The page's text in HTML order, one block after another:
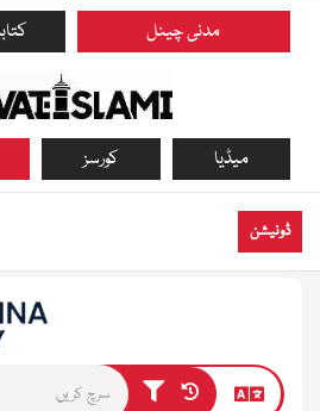
مدنی چینل
کورسز میڈیا
ڈونیشن